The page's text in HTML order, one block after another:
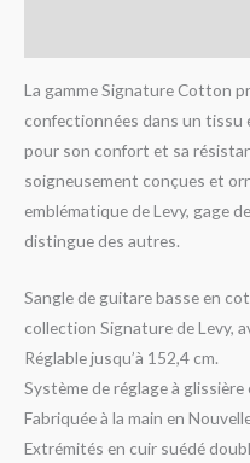
La gamme Signature Cotton
confectionnées dans un
pour son confort et sa
soigneusement conçues et
emblématique de Levy, gage
distingue des autres.
Sangle de guitare basse en
collection Signature de Levy,
Réglable jusqu’à 152,4 cm.
Système de réglage à glissière
Fabriquée à la main en
Extrémités en cuir suédé